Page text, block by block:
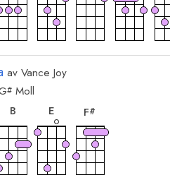
av Vance Joy
# Moll
B
akkord
E
F#